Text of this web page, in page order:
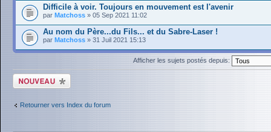
Difficile à voir. Toujours en mouvement est l'avenir
par Matchoss » 05 Sep 2021 11:02
Au nom du Père...du Fils... et du Sabre-Laser !
par Matchoss » 31 Juil 2021 15:13
Afficher les sujets postés depuis:
Écrire un nouveau
sujet
Retourner vers Index du forum